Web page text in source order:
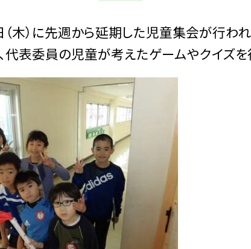
（木）に先週から延期した児童集会が行わ
代表委員の児童が考えたゲームやクイズを